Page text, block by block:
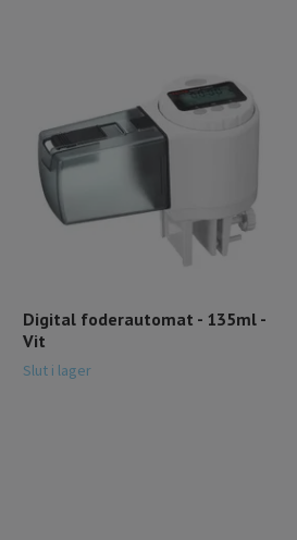
Digital foderautomat - 135ml -
Vit
Slut i lager